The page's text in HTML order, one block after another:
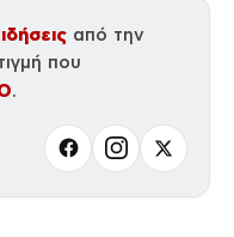
από την
που
.